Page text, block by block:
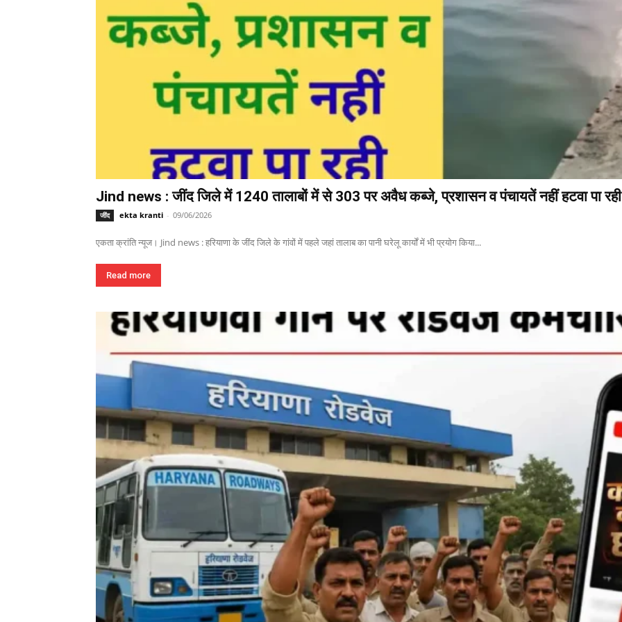
Jind news : जींद जिले में 1240 तालाबों में से 303 पर अवैध कब्जे, प्रशासन व पंचायतें नहीं हटवा पा रही
जींद ekta kranti - 09/06/2026
एकता क्रांति न्यूज। Jind news : हरियाणा के जींद जिले के गांवों में पहले जहां तालाब का पानी घरेलू कार्यों में भी प्रयोग किया...
Read more